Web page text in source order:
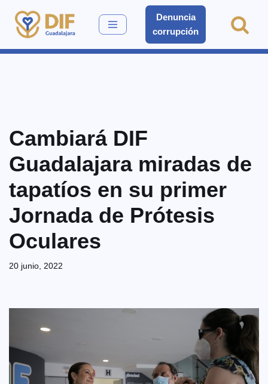
Saltar
Denuncia
corrupción
Cambiará DIF
Guadalajara miradas de
tapatíos en su primer
Jornada de Prótesis
Oculares
20 junio, 2022